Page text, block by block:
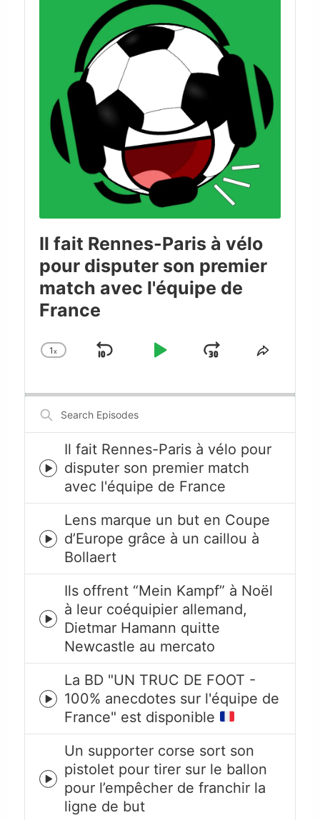
Il fait Rennes-Paris à vélo
pour disputer son premier
match avec l'équipe de
France
Change
1x
Skip
Play
JumpShare
Search
Episodes
Episode
play
icon
Il fait Rennes-Paris à vélo pour
disputer son premier match
avec l'équipe de France
Episode
play
icon
Lens marque un but en Coupe
d’Europe grâce à un caillou à
Bollaert
Episode
play
icon
Ils offrent “Mein Kampf” à Noël
à leur coéquipier allemand,
Dietmar Hamann quitte
Newcastle au mercato
Episode
play
icon
La BD "UN TRUC DE FOOT -
100% anecdotes sur l'équipe de
France" est disponible
Episode
play
icon
Un supporter corse sort son
pistolet pour tirer sur le ballon
pour l’empêcher de franchir la
ligne de but